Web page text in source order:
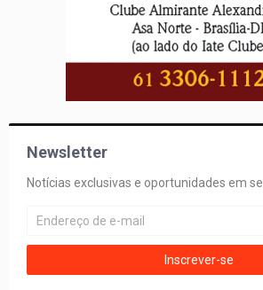
Newsletter
Notícias exclusivas e oportunidades em